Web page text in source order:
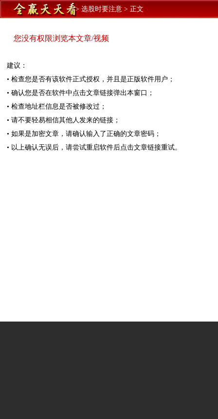
> 选股时要注意 > 正文
您没有权限浏览本文章/视频
建议：
• 检查您是否有该软件正式授权，并且是正版软件用户；
• 确认您是否在软件中点击文章链接弹出本窗口；
• 检查地址栏信息是否被修改过；
• 请不要轻易相信其他人发来的链接；
• 如果是加密文章，请确认输入了正确的文章密码；
• 以上确认无误后，请尝试重启软件后点击文章链接重试。